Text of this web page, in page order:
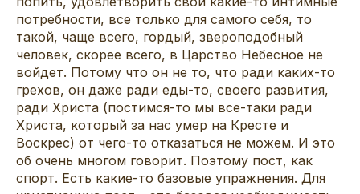
потребности, все только для самого себя, то
такой, чаще всего, гордый, звероподобный
человек, скорее всего, в Царство Небесное не
войдет. Потому что он не то, что ради каких-то
грехов, он даже ради еды-то, своего развития,
ради Христа (постимся-то мы все-таки ради
Христа, который за нас умер на Кресте и
Воскрес) от чего-то отказаться не можем. И это
об очень многом говорит. Поэтому пост, как
спорт. Есть какие-то базовые упражнения. Для